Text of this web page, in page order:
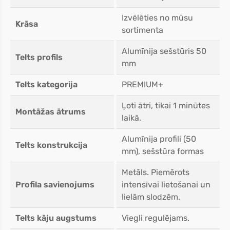
Krāsa
Izvēlēties no mūsu
sortimenta
Telts profils
Alumīnija sešstūris 50
mm
Telts kategorija PREMIUM+
Montāžas ātrums
Ļoti ātri, tikai 1 minūtes
laikā.
Telts konstrukcija
Alumīnija profili (50
mm), sešstūra formas
Profila savienojums
Metāls. Piemērots
intensīvai lietošanai un
lielām slodzēm.
Telts kāju augstums Viegli regulējams.